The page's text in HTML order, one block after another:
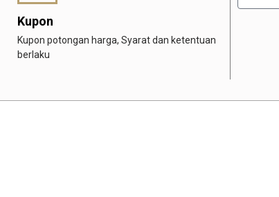
Kupon
Kupon potongan harga, Syarat dan ketentuan
berlaku